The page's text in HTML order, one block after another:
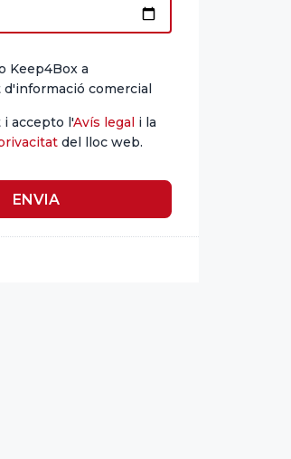
Keep4Box a
comercial
i accepto l'Avís legal i la
del lloc web.